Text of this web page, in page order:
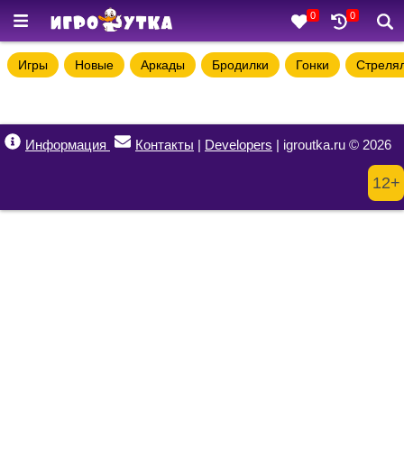
0 0
Игры Новые Аркады Бродилки Гонки
Информация Контакты | Developers | igroutka.ru © 2026
12+